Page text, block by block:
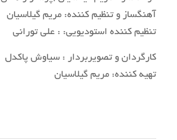
آهنگساز و تنظیم کننده: مریم گیلاسیان
تنظیم کننده استودیویی: : علی تورانی
کارگردان و تصویربردار : سیاوش پاکدل
تهیه کننده: مریم گیلاسیان